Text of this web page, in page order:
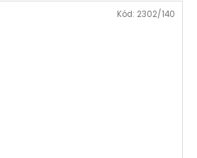
Kód: 2302/140